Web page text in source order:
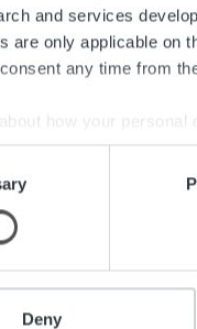
and services
are only applicable on
any time from
how your
to personalise
your use of our site
that you’ve provided
Deny
Search